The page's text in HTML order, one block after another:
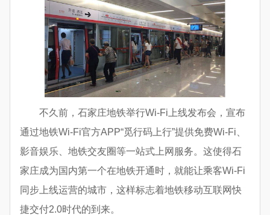
不久前，石家庄地铁举行Wi-Fi上线发布会，宣布
通过地铁Wi-Fi官方APP“觅行码上行”提供免费Wi-Fi、
影音娱乐、地铁交友圈等一站式上网服务。这使得石
家庄成为国内第一个在地铁开通时，就能让乘客Wi-Fi
同步上线运营的城市，这样标志着地铁移动互联网快
捷交付2.0时代的到来。